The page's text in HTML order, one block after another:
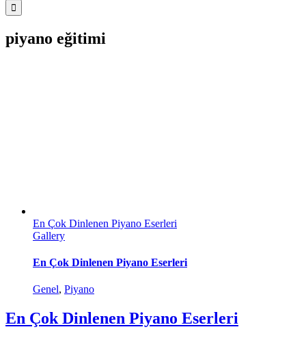
piyano eğitimi
En Çok Dinlenen Piyano Eserleri
Gallery
En Çok Dinlenen Piyano Eserleri
Genel, Piyano
En Çok Dinlenen Piyano Eserleri